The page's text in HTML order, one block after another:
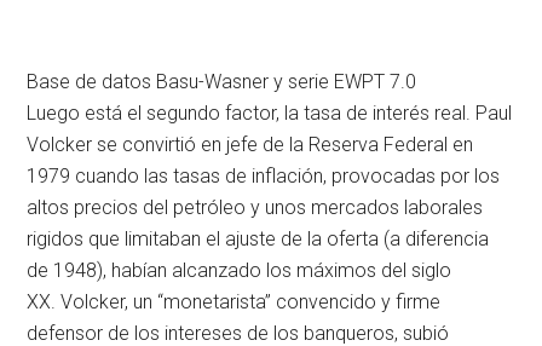
Base de datos Basu-Wasner y serie EWPT 7.0
Luego está el segundo factor, la tasa de interés real. Paul
Volcker se convirtió en jefe de la Reserva Federal en
1979 cuando las tasas de inflación, provocadas por los
altos precios del petróleo y unos mercados laborales
rigidos que limitaban el ajuste de la oferta (a diferencia
de 1948), habían alcanzado los máximos del siglo
XX. Volcker, un “monetarista” convencido y firme
defensor de los intereses de los banqueros, subió